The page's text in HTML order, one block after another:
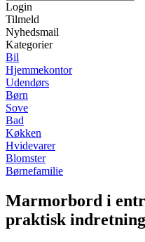
Login
Tilmeld
Nyhedsmail
Kategorier
Bil
Hjemmekontor
Udendørs
Børn
Sove
Bad
Køkken
Hvidevarer
Blomster
Børnefamilie
Marmorbord i
praktisk